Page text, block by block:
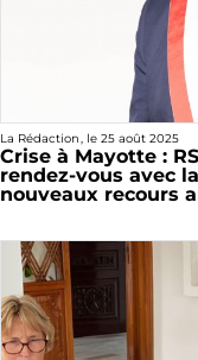
La Rédaction, le 25 août 2025
Crise à Mayotte :
rendez-vous avec
nouveaux recours